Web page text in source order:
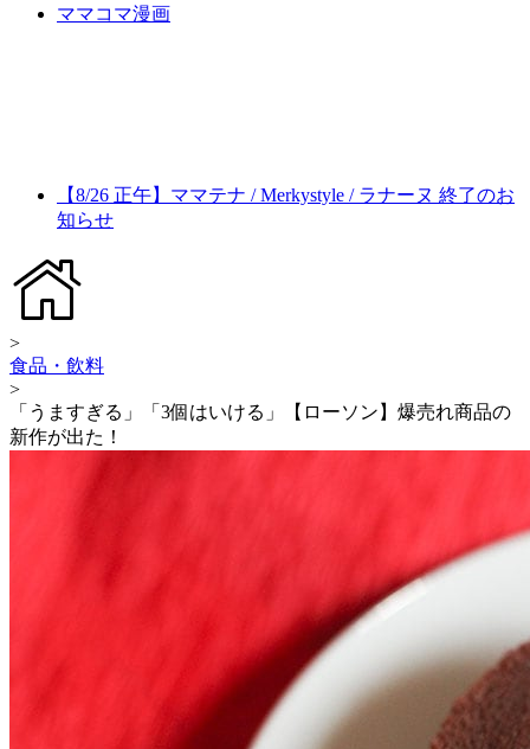
ママコマ漫画
【8/26 正午】ママテナ / Merkystyle / ラナーヌ 終了のお
知らせ
>
食品・飲料
>
「うますぎる」「3個はいける」【ローソン】爆売れ商品の
新作が出た！